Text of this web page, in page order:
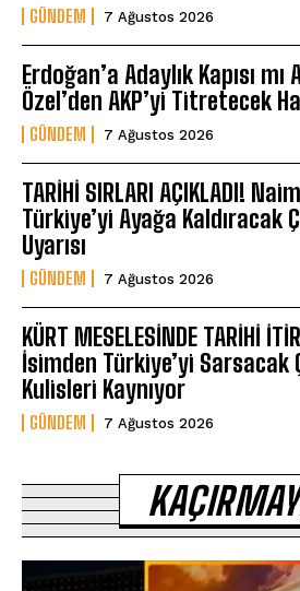
GÜNDEM 7 Ağustos 2026
Erdoğan’a Adaylık Kapısı mı
Özel’den AKP’yi Titretecek
GÜNDEM 7 Ağustos 2026
TARİHİ SIRLARI AÇIKLADI!
Türkiye’yi Ayağa Kaldıracak
Uyarısı
GÜNDEM 7 Ağustos 2026
KÜRT MESELESİNDE TARİHİ
İsimden Türkiye’yi Sarsacak
Kulisleri Kaynıyor
GÜNDEM 7 Ağustos 2026